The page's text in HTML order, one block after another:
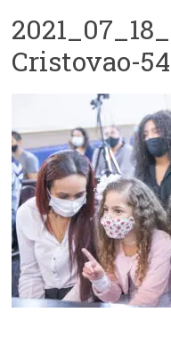
–
Luz
Arquidiocese
São
Paulo
–
Região
Episcopal
Sé
–
Setor
Cristovao-